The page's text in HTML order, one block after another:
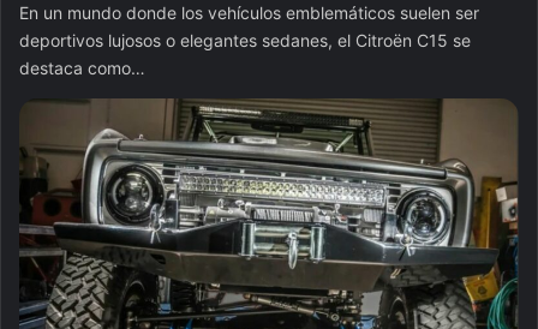
En un mundo donde los vehículos emblemáticos suelen ser
deportivos lujosos o elegantes sedanes, el Citroën C15 se
destaca como…